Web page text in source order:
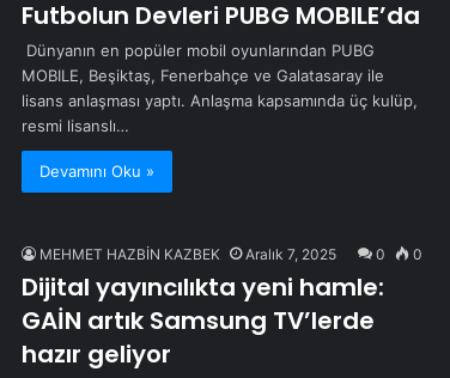
Futbolun Devleri PUBG MOBILE’da
Dünyanın en popüler mobil oyunlarından PUBG
MOBILE, Beşiktaş, Fenerbahçe ve Galatasaray ile
lisans anlaşması yaptı. Anlaşma kapsamında üç kulüp,
resmi lisanslı…
Devamını Oku »
MEHMET HAZBİN KAZBEK Aralık 7, 2025 0 0
Dijital yayıncılıkta yeni hamle:
GAİN artık Samsung TV’lerde
hazır geliyor